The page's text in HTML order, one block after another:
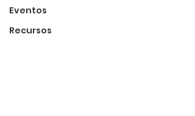
Eventos
Recursos